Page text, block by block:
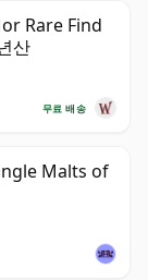
Rare Find
산
무료 배송
Malts of